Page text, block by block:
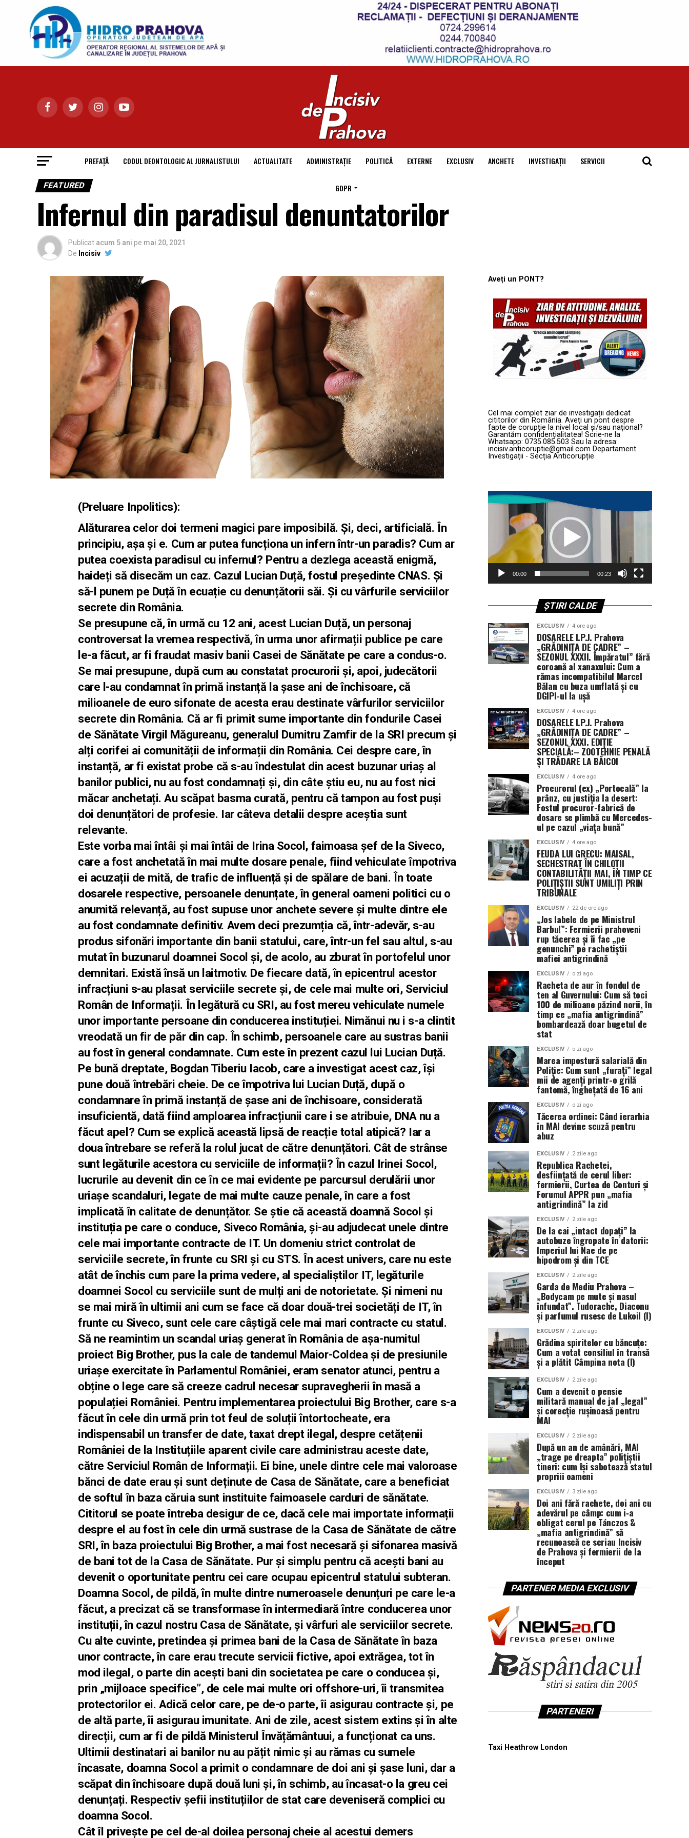
PREFAȚĂ CODUL DEONTOLOGIC AL JURNALISTULUI ACTUALITATE ADMINISTRAȚIE POLITICĂ EXTERNE EXCLUSIV ANCHETE INVESTIGAȚII SERVICII
GDPR
FEATURED
Infernul din paradisul denuntatorilor
Publicat acum 5 ani pe mai 20, 2021
De Incisiv
(Preluare Inpolitics):
Alăturarea celor doi termeni magici pare imposibilă. Și, deci, artificială. În
principiu, așa și e. Cum ar putea funcționa un infern într-un paradis? Cum ar
putea coexista paradisul cu infernul? Pentru a dezlega această enigmă,
haideți să disecăm un caz. Cazul Lucian Duță, fostul președinte CNAS. Și
să-l punem pe Duță în ecuație cu denunțătorii săi. Și cu vârfurile serviciilor
secrete din România.
Se presupune că, în urmă cu 12 ani, acest Lucian Duță, un personaj
controversat la vremea respectivă, în urma unor afirmații publice pe care
le-a făcut, ar fi fraudat masiv banii Casei de Sănătate pe care a condus-o.
Se mai presupune, după cum au constatat procurorii și, apoi, judecătorii
care l-au condamnat în primă instanță la șase ani de închisoare, că
milioanele de euro sifonate de acesta erau destinate vârfurilor serviciilor
secrete din România. Că ar fi primit sume importante din fondurile Casei
de Sănătate Virgil Măgureanu, generalul Dumitru Zamfir de la SRI precum și
alți corifei ai comunității de informații din România. Cei despre care, în
instanță, ar fi existat probe că s-au îndestulat din acest buzunar uriaș al
banilor publici, nu au fost condamnați și, din câte știu eu, nu au fost nici
măcar anchetați. Au scăpat basma curată, pentru că tampon au fost puși
doi denunțători de profesie. Iar câteva detalii despre aceștia sunt
relevante.
Este vorba mai întâi și mai întâi de Irina Socol, faimoasa șef de la Siveco,
care a fost anchetată în mai multe dosare penale, fiind vehiculate împotriva
ei acuzații de mită, de trafic de influență și de spălare de bani. În toate
dosarele respective, persoanele denunțate, în general oameni politici cu o
anumită relevanță, au fost supuse unor anchete severe și multe dintre ele
au fost condamnate definitiv. Avem deci prezumția că, într-adevăr, s-au
produs sifonări importante din banii statului, care, într-un fel sau altul, s-au
mutat în buzunarul doamnei Socol și, de acolo, au zburat în portofelul unor
demnitari. Există însă un laitmotiv. De fiecare dată, în epicentrul acestor
infracțiuni s-au plasat serviciile secrete și, de cele mai multe ori, Serviciul
Român de Informații. În legătură cu SRI, au fost mereu vehiculate numele
unor importante persoane din conducerea instituției. Nimănui nu i s-a clintit
vreodată un fir de păr din cap. În schimb, persoanele care au sustras banii
au fost în general condamnate. Cum este în prezent cazul lui Lucian Duță.
Pe bună dreptate, Bogdan Tiberiu Iacob, care a investigat acest caz, își
pune două întrebări cheie. De ce împotriva lui Lucian Duță, după o
condamnare în primă instanță de șase ani de închisoare, considerată
insuficientă, dată fiind amploarea infracțiunii care i se atribuie, DNA nu a
făcut apel? Cum se explică această lipsă de reacție total atipică? Iar a
doua întrebare se referă la rolul jucat de către denunțători. Cât de strânse
sunt legăturile acestora cu serviciile de informații? În cazul Irinei Socol,
lucrurile au devenit din ce în ce mai evidente pe parcursul derulării unor
uriașe scandaluri, legate de mai multe cauze penale, în care a fost
implicată în calitate de denunțător. Se știe că această doamnă Socol și
instituția pe care o conduce, Siveco România, și-au adjudecat unele dintre
cele mai importante contracte de IT. Un domeniu strict controlat de
serviciile secrete, în frunte cu SRI și cu STS. În acest univers, care nu este
atât de închis cum pare la prima vedere, al specialiștilor IT, legăturile
doamnei Socol cu serviciile sunt de mulți ani de notorietate. Și nimeni nu
se mai miră în ultimii ani cum se face că doar două-trei societăți de IT, în
frunte cu Siveco, sunt cele care câștigă cele mai mari contracte cu statul.
Să ne reamintim un scandal uriaș generat în România de așa-numitul
proiect Big Brother, pus la cale de tandemul Maior-Coldea și de presiunile
uriașe exercitate în Parlamentul României, eram senator atunci, pentru a
obține o lege care să creeze cadrul necesar supravegherii în masă a
populației României. Pentru implementarea proiectului Big Brother, care s-a
făcut în cele din urmă prin tot feul de soluții întortocheate, era
indispensabil un transfer de date, taxat drept ilegal, despre cetățenii
României de la Instituțiile aparent civile care administrau aceste date,
către Serviciul Român de Informații. Ei bine, unele dintre cele mai valoroase
bănci de date erau și sunt deținute de Casa de Sănătate, care a beneficiat
de softul în baza căruia sunt instituite faimoasele carduri de sănătate.
Cititorul se poate întreba desigur de ce, dacă cele mai importate informații
despre el au fost în cele din urmă sustrase de la Casa de Sănătate de către
SRI, în baza proiectului Big Brother, a mai fost necesară și sifonarea masivă
de bani tot de la Casa de Sănătate. Pur și simplu pentru că acești bani au
devenit o oportunitate pentru cei care ocupau epicentrul statului subteran.
Doamna Socol, de pildă, în multe dintre numeroasele denunțuri pe care le-a
făcut, a precizat că se transformase în intermediară între conducerea unor
instituții, în cazul nostru Casa de Sănătate, și vârfuri ale serviciilor secrete.
Cu alte cuvinte, pretindea și primea bani de la Casa de Sănătate în baza
unor contracte, în care erau trecute servicii fictive, apoi extrăgea, tot în
mod ilegal, o parte din acești bani din societatea pe care o conducea și,
prin „mijloace specifice”, de cele mai multe ori offshore-uri, îi transmitea
protectorilor ei. Adică celor care, pe de-o parte, îi asigurau contracte și, pe
de altă parte, îi asigurau imunitate. Ani de zile, acest sistem extins și în alte
direcții, cum ar fi de pildă Ministerul Învățământuui, a funcționat ca uns.
Ultimii destinatari ai banilor nu au pățit nimic și au rămas cu sumele
încasate, doamna Socol a primit o condamnare de doi ani și șase luni, dar a
scăpat din închisoare după două luni și, în schimb, au încasat-o la greu cei
denunțați. Respectiv șefii instituțiilor de stat care deveniseră complici cu
doamna Socol.
Cât îl privește pe cel de-al doilea personaj cheie al acestui demers
Aveți un PONT?
Cel mai complet ziar de investigații dedicat
cititorilor din România. Aveți un pont despre
fapte de corupție la nivel local și/sau național?
Garantăm confidențialitatea! Scrie-ne la
Whatsapp: 0735.085.503 Sau la adresa:
incisiv.anticoruptie@gmail.com Departament
Investigații - Secția Anticorupție
Player
video
00:00 00:23
ȘTIRI CALDE
EXCLUSIV 4 ore ago
DOSARELE I.P.J. Prahova
„GRĂDINIȚA DE CADRE” –
SEZONUL XXXII. Împăratul” fără
coroană al xanaxului: Cum a
rămas incompatibilul Marcel
Bălan cu buza umflată și cu
DGIPI-ul la ușă
EXCLUSIV 4 ore ago
DOSARELE I.P.J. Prahova
„GRĂDINIȚA DE CADRE” –
SEZONUL XXXI. EDIȚIE
SPECIALĂ:– ZOOTEHNIE PENALĂ
ȘI TRĂDARE LA BĂICOI
EXCLUSIV 4 ore ago
Procurorul (ex) „Portocală” la
prânz, cu justiția la desert:
Fostul procuror-fabrică de
dosare se plimbă cu Mercedes-
ul pe cazul „viața bună”
EXCLUSIV 4 ore ago
FEUDA LUI GRECU: MAISAL,
SECHESTRAT ÎN CHILOȚII
CONTABILITĂȚII MAI, ÎN TIMP CE
POLIȚIȘTII SUNT UMILIȚI PRIN
TRIBUNALE
EXCLUSIV 22 de ore ago
„Jos labele de pe Ministrul
Barbu!”: Fermierii prahoveni
rup tăcerea și îi fac „pe
genunchi” pe rachetiștii
mafiei antigrindină
EXCLUSIV o zi ago
Racheta de aur în fondul de
ten al Guvernului: Cum să toci
100 de milioane păzind norii, în
timp ce „mafia antigrindină”
bombardează doar bugetul de
stat
EXCLUSIV o zi ago
Marea impostură salarială din
Poliție: Cum sunt „furați” legal
mii de agenți printr-o grilă
fantomă, înghețată de 16 ani
EXCLUSIV o zi ago
Tăcerea ordinei: Când ierarhia
în MAI devine scuză pentru
abuz
EXCLUSIV 2 zile ago
Republica Rachetei,
desființată de cerul liber:
fermierii, Curtea de Conturi și
Forumul APPR pun „mafia
antigrindină” la zid
EXCLUSIV 2 zile ago
De la cai „intact dopați” la
autobuze îngropate în datorii:
Imperiul lui Nae de pe
hipodrom și din TCE
EXCLUSIV 2 zile ago
Garda de Mediu Prahova –
„Bodycam pe mute și nasul
înfundat”. Tudorache, Diaconu
și parfumul rusesc de Lukoil (I)
EXCLUSIV 2 zile ago
Grădina spiritelor cu băncuțe:
Cum a votat consiliul în transă
și a plătit Câmpina nota (I)
EXCLUSIV 2 zile ago
Cum a devenit o pensie
militară manual de jaf „legal”
și corecție rușinoasă pentru
MAI
EXCLUSIV 2 zile ago
După un an de amânări, MAI
„trage pe dreapta” polițiștii
tineri: cum își sabotează statul
propriii oameni
EXCLUSIV 3 zile ago
Doi ani fără rachete, doi ani cu
adevărul pe câmp: cum i‑a
obligat cerul pe Tánczos &
„mafia antigrindină” să
recunoască ce scriau Incisiv
de Prahova și fermierii de la
început
PARTENER MEDIA EXCLUSIV
PARTENERI
Taxi Heathrow London